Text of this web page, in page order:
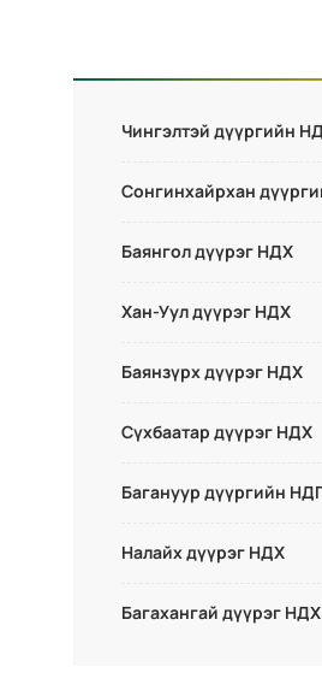
Чингэлтэй дүүргийн
Сонгинхайрхан
Баянгол дүүрэг НДХ
Хан-Уул дүүрэг НДХ
Баянзүрх дүүрэг НДХ
Сүхбаатар дүүрэг НДХ
Багануур дүүргийн
Налайх дүүрэг НДХ
Багахангай дүүрэг НДХ